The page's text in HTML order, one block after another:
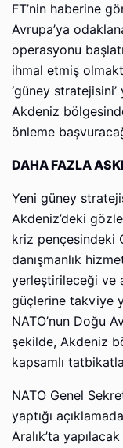
FT’nin haberine
Avrupa’ya
operasyonu
ihmal etmiş
‘güney
Akdeniz
önleme
DAHA FAZLA
Yeni güney
Akdeniz’deki
kriz pençesindeki
danışmanlık
yerleştirileceği ve
güçlerine takviye
NATO’nun Doğu
şekilde, Akdeniz
kapsamlı
NATO Genel
yaptığı
Aralık’ta